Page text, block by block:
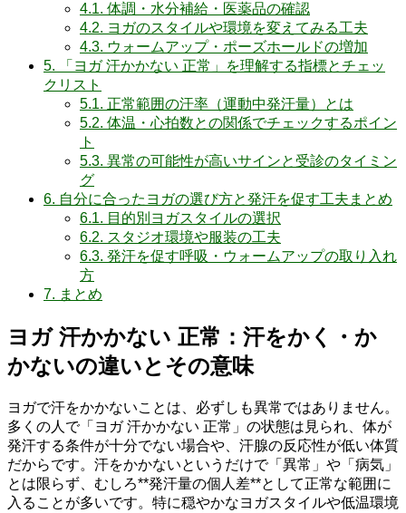
4.1. 体調・水分補給・医薬品の確認
4.2. ヨガのスタイルや環境を変えてみる工夫
4.3. ウォームアップ・ポーズホールドの増加
5. 「ヨガ 汗かかない 正常」を理解する指標とチェッ
クリスト
5.1. 正常範囲の汗率（運動中発汗量）とは
5.2. 体温・心拍数との関係でチェックするポイン
ト
5.3. 異常の可能性が高いサインと受診のタイミン
グ
6. 自分に合ったヨガの選び方と発汗を促す工夫まとめ
6.1. 目的別ヨガスタイルの選択
6.2. スタジオ環境や服装の工夫
6.3. 発汗を促す呼吸・ウォームアップの取り入れ
方
7. まとめ
ヨガ 汗かかない 正常：汗をかく・か
かないの違いとその意味
ヨガで汗をかかないことは、必ずしも異常ではありません。
多くの人で「ヨガ 汗かかない 正常」の状態は見られ、体が
発汗する条件が十分でない場合や、汗腺の反応性が低い体質
だからです。汗をかかないというだけで「異常」や「病気」
とは限らず、むしろ**発汗量の個人差**として正常な範囲に
入ることが多いです。特に穏やかなヨガスタイルや低温環境